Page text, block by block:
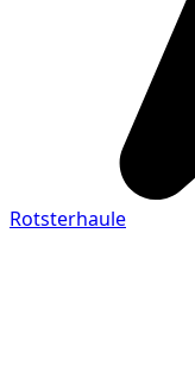
Rotsterhaule